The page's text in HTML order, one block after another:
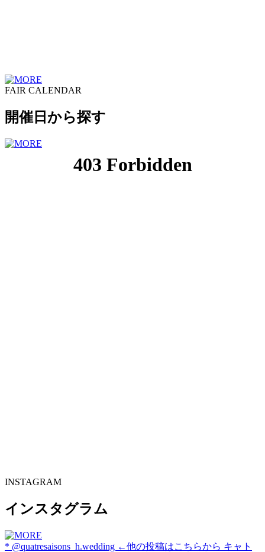
FAIR CALENDAR
開催日から探す
INSTAGRAM
インスタグラム
* @quatresaisons_h.wedding ←他の投稿はこちらから キャト